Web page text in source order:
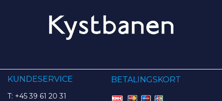
KUNDESERVICE
T: +45 39 61 20 31
BETALINGSKORT